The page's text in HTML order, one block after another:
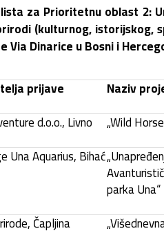
za Prioritetnu oblast 2:
(kulturnog, istorijskog,
Via Dinarice u Bosni i
prijave
Naziv
d.o.o., Livno
„Wild
Una Aquarius, Bihać
parka Una“
Čapljina